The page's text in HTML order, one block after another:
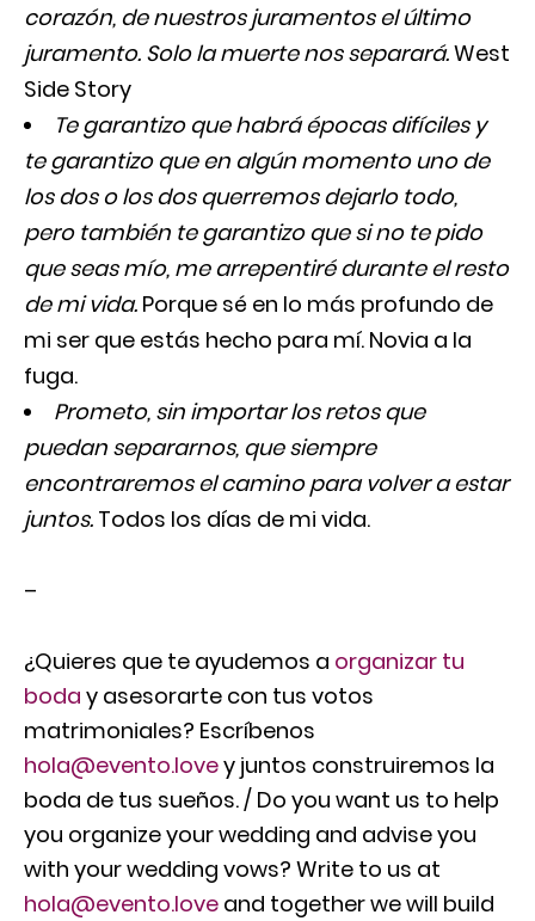
corazón, de nuestros juramentos el último
juramento. Solo la muerte nos separará.West
Side Story
Te garantizo que habrá épocas difíciles y
te garantizo que en algún momento uno de
los dos o los dos querremos dejarlo todo,
pero también te garantizo que si no te pido
que seas mío, me arrepentiré durante el resto
de mi vida. Porque sé en lo más profundo de
mi ser que estás hecho para mí. Novia a la
fuga.
Prometo, sin importar los retos que
puedan separarnos, que siempre
encontraremos el camino para volver a estar
juntos. Todos los días de mi vida.
–
¿Quieres que te ayudemos a organizar tu
boda y asesorarte con tus votos
matrimoniales? Escríbenos
hola@evento.lovey juntos construiremos la
boda de tus sueños. / Do you want us to help
you organize your wedding and advise you
with your wedding vows? Write to us at
hola@evento.love and together we will build